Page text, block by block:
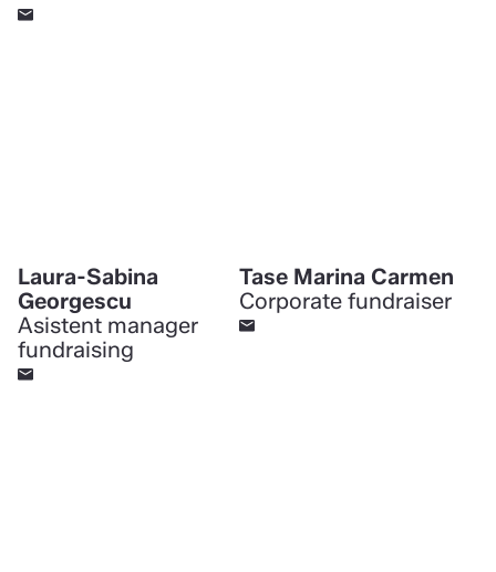
Laura-Sabina
Georgescu
Asistent manager
fundraising
Tase Marina Carmen
Corporate fundraiser